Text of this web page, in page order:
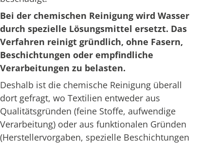
Bei der chemischen Reinigung wird Wasser
durch spezielle Lösungsmittel ersetzt. Das
Verfahren reinigt gründlich, ohne Fasern,
Beschichtungen oder empfindliche
Verarbeitungen zu belasten.
Deshalb ist die chemische Reinigung überall
dort gefragt, wo Textilien entweder aus
Qualitätsgründen (feine Stoffe, aufwendige
Verarbeitung) oder aus funktionalen Gründen
(Herstellervorgaben, spezielle Beschichtungen